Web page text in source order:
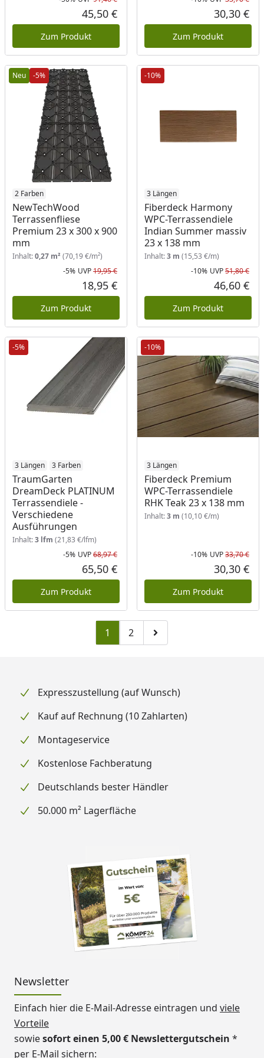
Rabatt in Prozent
Ursprünglicher Preis
Aktueller Preis
45,50 €
Zum Produkt
30,30 €
Zum Produkt
Neu -5%
2 Farben
NewTechWood
Terrassenfliese
Premium 23 x 300 x 900
mm
Inhalt:0,27 m² (70,19 €/m²)
Rabatt in Prozent
-5%
Ursprünglicher Preis
UVP19,95 €
Aktueller Preis
18,95 €
Zum Produkt
-10%
3 Längen
Fiberdeck Harmony
WPC-Terrassendiele
Indian Summer massiv
23 x 138 mm
Inhalt:3 m (15,53 €/m)
-10% UVP51,80 €
46,60 €
Zum Produkt
-5%
3 Längen 3 Farben
TraumGarten
DreamDeck PLATINUM
Terrassendiele -
Verschiedene
Ausführungen
Inhalt:3 lfm (21,83 €/lfm)
Rabatt in Prozent
-5%
Ursprünglicher Preis
UVP68,97 €
Aktueller Preis
65,50 €
Zum Produkt
-10%
3 Längen
Fiberdeck Premium
WPC-Terrassendiele
RHK Teak 23 x 138 mm
Inhalt:3 m (10,10 €/m)
-10% UVP33,70 €
30,30 €
Zum Produkt
1 Zu Seite 2
2 Zur nächsten Seite
Expresszustellung (auf Wunsch)
Kauf auf Rechnung (10 Zahlarten)
Montageservice
Kostenlose Fachberatung
Deutschlands bester Händler
50.000 m² Lagerfläche
Newsletter
Einfach hier die E-Mail-Adresse eintragen und viele
Vorteile
sowiesofort einen 5,00 € Newslettergutschein *
per E-Mail sichern: